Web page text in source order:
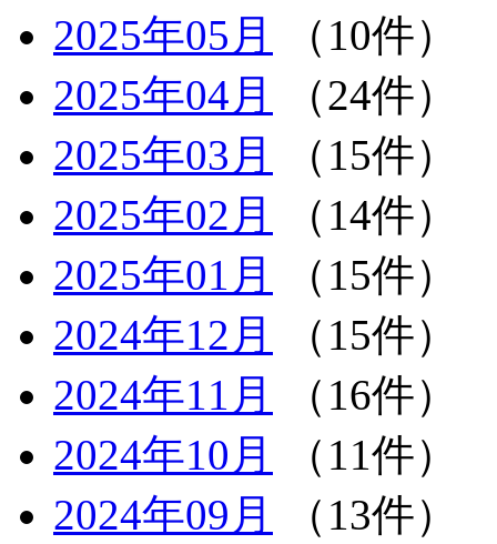
2025年05月
（10件）
2025年04月
（24件）
2025年03月
（15件）
2025年02月
（14件）
2025年01月
（15件）
2024年12月
（15件）
2024年11月
（16件）
2024年10月
（11件）
2024年09月
（13件）